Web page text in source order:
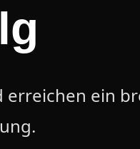
erreichen ein